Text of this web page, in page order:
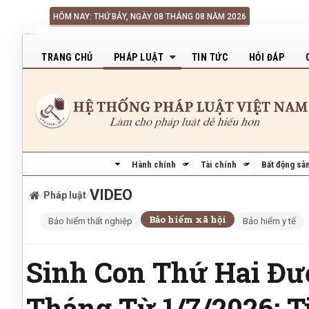
Nhảy đến nội dung
HÔM NAY: THỨ BẢY, NGÀY 08 THÁNG 08 NĂM 2026
TRANG CHỦ Main navigation
PHÁP LUẬT TIN TỨC HỎI ĐÁP
Hành chính Tài chính Bất động sản
/ Pháp luật/VIDEO
Bảo hiểm thất nghiệp Bảo hiểm xã hội Bảo hiểm y tế
Sinh Con Thứ Hai